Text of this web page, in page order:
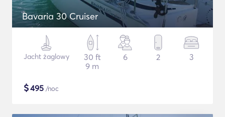
Bavaria 30 Cruiser
Jacht żaglowy
30 ft
9 m
6 2 3
$495 /noc